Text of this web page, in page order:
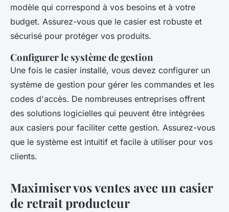
modèle qui correspond à vos besoins et à votre
budget. Assurez-vous que le casier est robuste et
sécurisé pour protéger vos produits.
Configurer le système de gestion
Une fois le casier installé, vous devez configurer un
système de gestion pour gérer les commandes et les
codes d'accès. De nombreuses entreprises offrent
des solutions logicielles qui peuvent être intégrées
aux casiers pour faciliter cette gestion. Assurez-vous
que le système est intuitif et facile à utiliser pour vos
clients.
Maximiser vos ventes avec un casier
de retrait producteur